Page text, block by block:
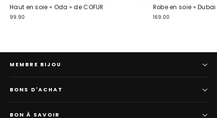
Haut en soie « Oda » de COFUR
99.90
Robe en soie « Dubai
169.00
MEMBRE BIJOU
BONS D'ACHAT
BON À SAVOIR